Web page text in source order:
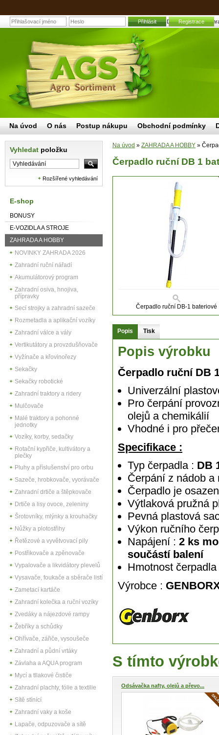
Čerpadlo ruční DB 1 bateriové |
Přihlásit Registrace
Vyhledat položku
Rozšířené vyhledávání
E-shop
BONUSY
E-VOZIDLA A STROJE
ZAHRADA A HOBBY
NOVINKY ZAHRADA 2026
Zahradní ruční nářadí
Akumulátorový program
Zahradní osiva, hnojiva,
přípravky
Secí strojky a zahradní sazeče
Rozmetadla a aplikační vozíky
Zahradní válce a vály
Vertikutátory a provzdušňovače
Vyžínače a křovinořezy
Sekačky
Sekačky robotické
Zahradní traktory a ridery
Mulčovače
Malé traktory a pohonné
jednotky
Vozíky, korby, sedačky
Rotační kypřiče, kultivátory a
plečky
Pluhy a příslušenství pro orbu
Sazeče, hrobkovače, vyorávače
Zahradní drtiče a štěpkovače
Drtiče a lisy ovoce, zeleniny
Šrotovníky, mlýnky a krouhačky
Nůžky a plotostřihy
Řetězové a vyvětvovací pily
Postřikovače a zpěnovače
Vypalovače a likvidátory plevelů
Vysavače, foukače a sběrače listí
Zametací kartáče
Zahradní kolečka a ruční vozíky
Zvedáky a nájezdové rampy
Žebříky a schůdky
Ohřívače, zářiče, vysoušeče
Zahradní a půdní vrtáky
Závlaha a AQUA program
Mycí a tllakové čističe
Zahradní plachty, fólie a textilie
Sítě stínící
Zahradní vaky a koše
Lapače, odpuzovače a sítě
Na úvod » ZAHRADA A HOBBY »
Čerpadlo ruční DB 1
Čerpadlo ruční DB-1 bateriové
Popis Tisk
Popis výrobku
Čerpadlo ruční DB
Univerzální
Pro čerpání
olejů a chemikálií
Vhodné i pro
Specifikace :
Typ čerpadla : DB
Čerpání z nádob
Čerpadlo je
Výtlaková pružná
Pevná plastová
Výkon ručního
Napájení :2 ks
součástí balení
Hmotnost
Výrobce :
S tímto
Odsávačka nafty, olejů a převo...
Na úvod O nás Postup nákupu Obchodní podmínky